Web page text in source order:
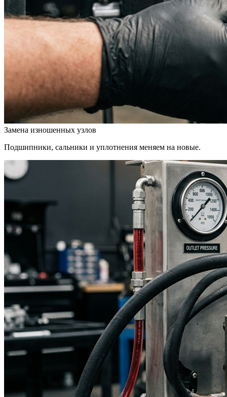
Замена изношенных узлов
Подшипники, сальники и уплотнения меняем на новые.